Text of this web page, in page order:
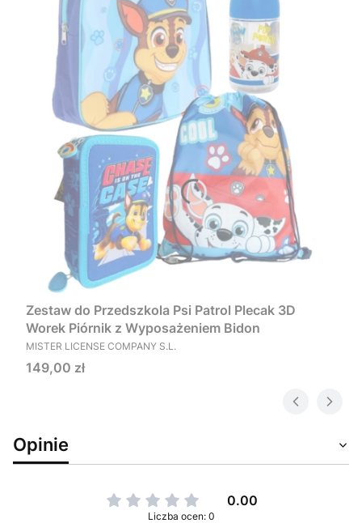
Zestaw do Przedszkola Psi Patrol Plecak 3D
Worek Piórnik z Wyposażeniem Bidon
PRODUCENT
MISTER LICENSE COMPANY S.L.
Cena
149,00 zł
Opinie
0.00
Liczba ocen: 0